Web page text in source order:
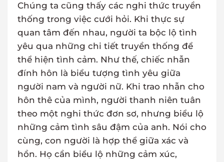
Chúng ta cũng thấy các nghi thức truyền
thống trong việc cưới hỏi. Khi thực sự
quan tâm đến nhau, người ta bộc lộ tình
yêu qua những chi tiết truyền thống để
thể hiện tình cảm. Như thế, chiếc nhẫn
đính hôn là biểu tượng tình yêu giữa
người nam và người nữ. Khi trao nhẫn cho
hôn thê của mình, người thanh niên tuân
theo một nghi thức đơn sơ, nhưng biểu lộ
những cảm tình sâu đậm của anh. Nói cho
cùng, con người là hợp thể giữa xác và
hồn. Họ cần biểu lộ những cảm xúc,